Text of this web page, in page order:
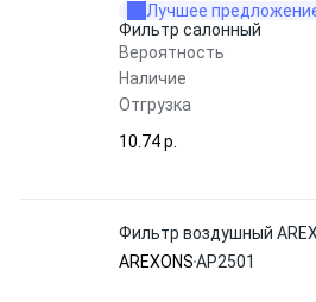
Лучшее
Фильтр салонный
Вероятность
Наличие
Отгрузка
10.74 p.
Фильтр воздушный
AREXONSAP2501